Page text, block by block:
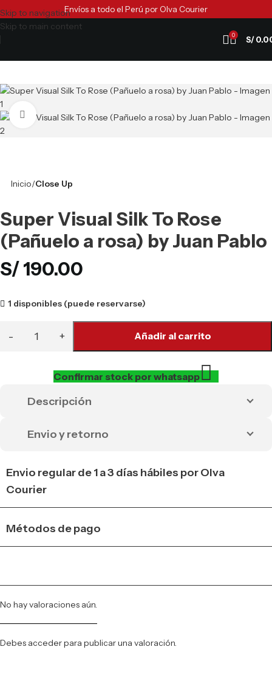
Skip to navigation
Skip to main content
Envíos a todo el Perú por Olva Courier
0 S/
Clic para ampliar
Inicio Close Up
Super Visual Silk To Rose
(Pañuelo a rosa) by Juan Pablo
S/190.00
1 disponibles (puede reservarse)
Añadir al carrito
Confirmar stock por whatsapp
Descripción
Envio y retorno
Envio regular de 1 a 3 días hábiles por Olva
Courier
Métodos de pago
No hay valoraciones aún.
Debes accederpara publicar una valoración.